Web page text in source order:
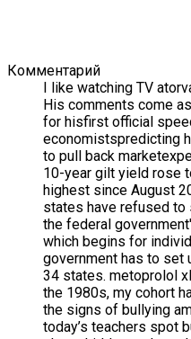
Комментарий
I like watching TV
His comments come
for hisfirst official
economistspredicting
to pull back
10-year gilt yield rose
highest since August
states have refused to
the federal
which begins for
government has to set
34 states. metoprolol
the 1980s, my cohort
the signs of bullying
today’s teachers spot